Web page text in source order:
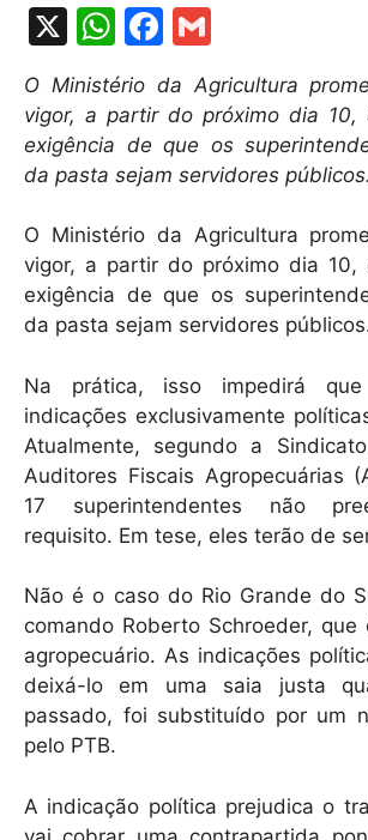
X
W
h
at
s
A
p
p
F
a
c
e
b
o
o
k
m
ai
l
O Ministério da Agricultura
vigor, a partir do próximo dia 10,
exigência de que os
da pasta sejam servidores públicos.
O Ministério da Agricultura
vigor, a partir do próximo dia 10,
exigência de que os
da pasta sejam servidores
Na prática, isso impedirá
indicações exclusivamente
Atualmente, segundo a
Auditores Fiscais Agropecuárias
17 superintendentes não
requisito. Em tese, eles terão de
Não é o caso do Rio Grande do
comando Roberto Schroeder,
agropecuário. As indicações
deixá-lo em uma saia justa
passado, foi substituído por um
pelo PTB.
A indicação política prejudica o